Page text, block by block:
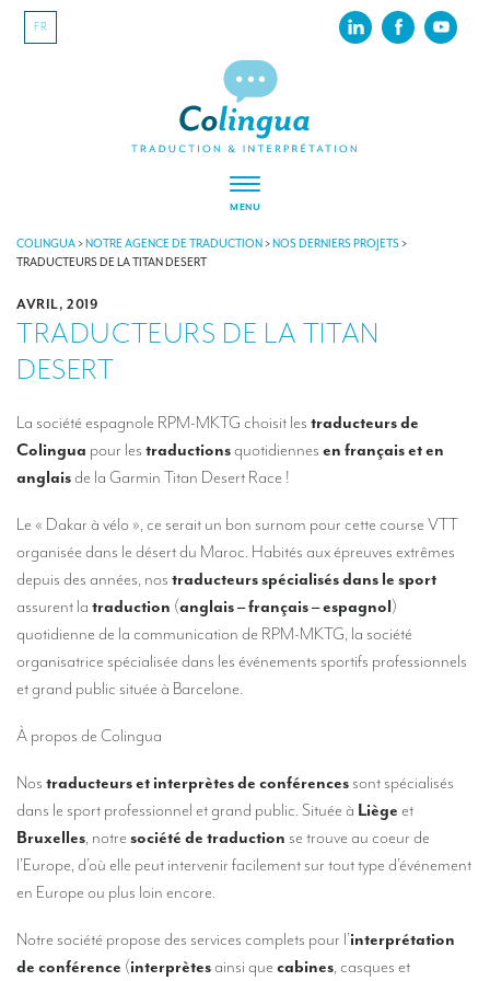
FR
MENU
À PROPOS
RSE
Nos derniers projets
INTERPRÉTATION
Conseils pour organiser votre visioconférence multilingue
Interprétation simultanée en cabine
Interprétation simultanée pour petits groupes
Accompagnement de personnalités
Des interprètes à Bruxelles
Des interprètes de conférences à Liège
TRADUCTION
COLINGUA>NOTRE AGENCE DE TRADUCTION>NOS DERNIERS PROJETS>
TRADUCTEURS DE LA TITAN DESERT
AVRIL, 2019
TRADUCTEURS DE LA TITAN
DESERT
La société espagnole RPM-MKTG choisit les traducteurs de
Colingua pour les traductionsquotidiennes en français et en
anglaisde la Garmin Titan Desert Race !
Le « Dakar à vélo », ce serait un bon surnom pour cette course VTT
organisée dans le désert du Maroc. Habités aux épreuves extrêmes
depuis des années, nos traducteurs spécialisés dans le sport
assurent la traduction (anglais – français – espagnol)
quotidienne de la communication de RPM-MKTG, la société
organisatrice spécialisée dans les événements sportifs professionnels
et grand public située à Barcelone.
À propos de Colingua
Nos traducteurs et interprètes de conférencessont spécialisés
dans le sport professionnel et grand public. Située à Liège et
Bruxelles, notre société de traduction se trouve au coeur de
l’Europe, d’où elle peut intervenir facilement sur tout type d’événement
en Europe ou plus loin encore.
Notre société propose des services complets pour l’interprétation
de conférence (interprètesainsi que cabines, casques et